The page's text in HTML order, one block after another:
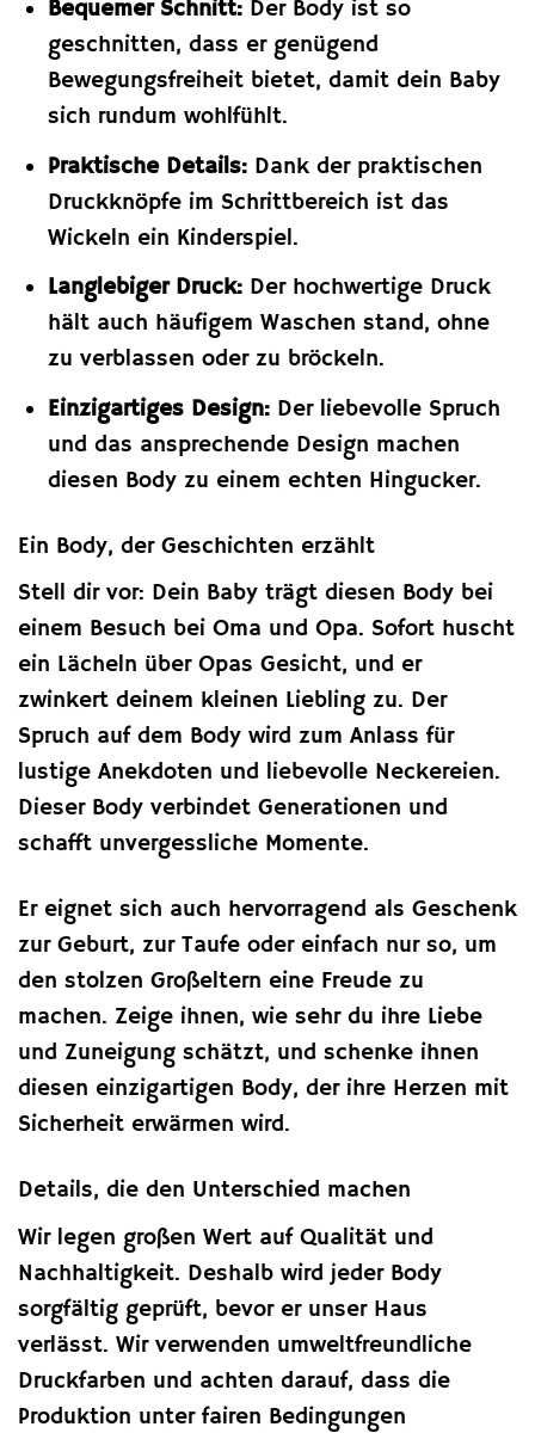
Bequemer Schnitt:Der Body ist so
geschnitten, dass er genügend
Bewegungsfreiheit bietet, damit dein Baby
sich rundum wohlfühlt.
Praktische Details:Dank der praktischen
Druckknöpfe im Schrittbereich ist das
Wickeln ein Kinderspiel.
Langlebiger Druck:Der hochwertige Druck
hält auch häufigem Waschen stand, ohne
zu verblassen oder zu bröckeln.
Einzigartiges Design:Der liebevolle Spruch
und das ansprechende Design machen
diesen Body zu einem echten Hingucker.
Ein Body, der Geschichten erzählt
Stell dir vor: Dein Baby trägt diesen Body bei
einem Besuch bei Oma und Opa. Sofort huscht
ein Lächeln über Opas Gesicht, und er
zwinkert deinem kleinen Liebling zu. Der
Spruch auf dem Body wird zum Anlass für
lustige Anekdoten und liebevolle Neckereien.
Dieser Body verbindet Generationen und
schafft unvergessliche Momente.
Er eignet sich auch hervorragend als Geschenk
zur Geburt, zur Taufe oder einfach nur so, um
den stolzen Großeltern eine Freude zu
machen. Zeige ihnen, wie sehr du ihre Liebe
und Zuneigung schätzt, und schenke ihnen
diesen einzigartigen Body, der ihre Herzen mit
Sicherheit erwärmen wird.
Details, die den Unterschied machen
Wir legen großen Wert auf Qualität und
Nachhaltigkeit. Deshalb wird jeder Body
sorgfältig geprüft, bevor er unser Haus
verlässt. Wir verwenden umweltfreundliche
Druckfarben und achten darauf, dass die
Produktion unter fairen Bedingungen